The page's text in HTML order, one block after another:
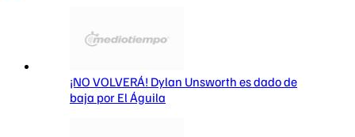
¡NO VOLVERÁ! Dylan Unsworth es dado de
baja por El Águila